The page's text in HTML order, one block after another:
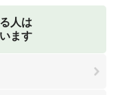
人は
ます